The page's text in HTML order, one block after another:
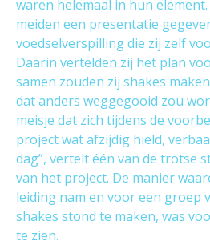
waren helemaal in hun
meiden een presentatie
voedselverspilling die zij zelf
Daarin vertelden zij het plan
samen zouden zij shakes
dat anders weggegooid zou
meisje dat zich tijdens de
project wat afzijdig hield,
dag”, vertelt één van de trotse
van het project. De manier
leiding nam en voor een groep
shakes stond te maken, was
te zien.